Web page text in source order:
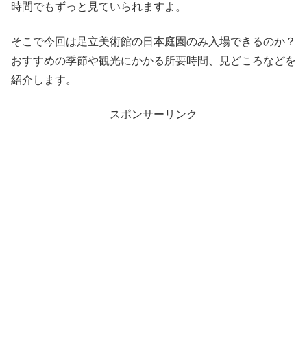
時間でもずっと見ていられますよ。
そこで今回は足立美術館の日本庭園のみ入場できるのか？
おすすめの季節や観光にかかる所要時間、見どころなどを
紹介します。
スポンサーリンク